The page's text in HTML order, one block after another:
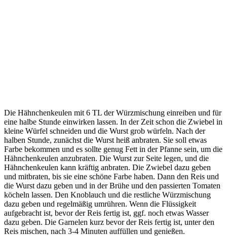
Die Hähnchenkeulen mit 6 TL der Würzmischung einreiben und für
eine halbe Stunde einwirken lassen. In der Zeit schon die Zwiebel in
kleine Würfel schneiden und die Wurst grob würfeln. Nach der
halben Stunde, zunächst die Wurst heiß anbraten. Sie soll etwas
Farbe bekommen und es sollte genug Fett in der Pfanne sein, um die
Hähnchenkeulen anzubraten. Die Wurst zur Seite legen, und die
Hähnchenkeulen kann kräftig anbraten. Die Zwiebel dazu geben
und mitbraten, bis sie eine schöne Farbe haben. Dann den Reis und
die Wurst dazu geben und in der Brühe und den passierten Tomaten
köcheln lassen. Den Knoblauch und die restliche Würzmischung
dazu geben und regelmäßig umrühren. Wenn die Flüssigkeit
aufgebracht ist, bevor der Reis fertig ist, ggf. noch etwas Wasser
dazu geben. Die Garnelen kurz bevor der Reis fertig ist, unter den
Reis mischen, nach 3-4 Minuten auffüllen und genießen.